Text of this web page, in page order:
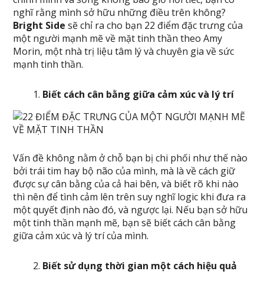
nghĩ rằng mình sở hữu những điều trên không?
Bright Side sẽ chỉ ra cho bạn 22 điểm đặc trưng của
một người mạnh mẽ về mặt tinh thần theo Amy
Morin, một nhà trị liệu tâm lý và chuyên gia về sức
mạnh tinh thần.
Biết cách cân bằng giữa cảm xúc và lý trí
Vấn đề không nằm ở chỗ bạn bị chi phối như thế nào
bởi trái tim hay bộ não của mình, mà là về cách giữ
được sự cân bằng của cả hai bên, và biết rõ khi nào
thì nên để tình cảm lên trên suy nghĩ logic khi đưa ra
một quyết định nào đó, và ngược lại. Nếu bạn sở hữu
một tinh thần mạnh mẽ, bạn sẽ biết cách cân bằng
giữa cảm xúc và lý trí của mình.
Biết sử dụng thời gian một cách hiệu quả